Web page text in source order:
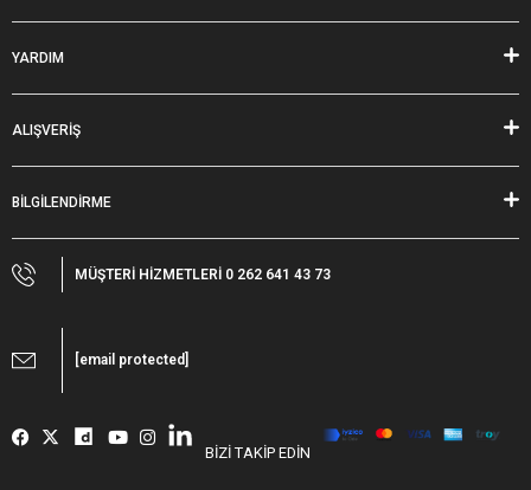
YARDIM
ALIŞVERİŞ
BİLGİLENDİRME
MÜŞTERİ HİZMETLERİ 0 262 641 43 73
[email protected]
BİZİ TAKİP EDİN